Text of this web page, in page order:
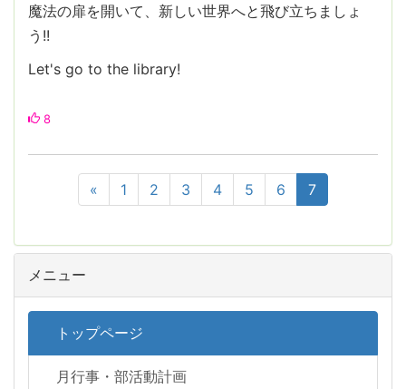
魔法の扉を開いて、新しい世界へと飛び立ちましょ
う!!
Let's go to the library!
8
« 1 2 3 4 5 6 7
メニュー
トップページ
月行事・部活動計画